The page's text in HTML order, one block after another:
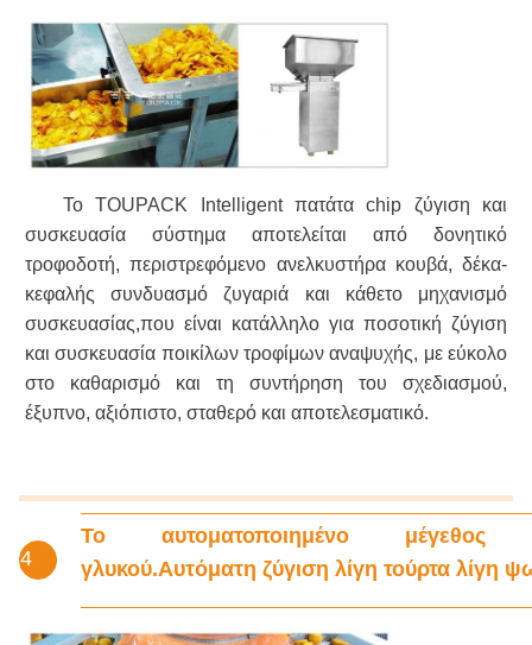
Το TOUPACK Intelligent πατάτα chip ζύγιση και
συσκευασία σύστημα αποτελείται από δονητικό
τροφοδοτή, περιστρεφόμενο ανελκυστήρα κουβά, δέκα-
κεφαλής συνδυασμό ζυγαριά και κάθετο μηχανισμό
συσκευασίας,που είναι κατάλληλο για ποσοτική ζύγιση
και συσκευασία ποικίλων τροφίμων αναψυχής, με εύκολο
στο καθαρισμό και τη συντήρηση του σχεδιασμού,
έξυπνο, αξιόπιστο, σταθερό και αποτελεσματικό.
4
Το αυτοματοποιημένο μέγεθος
γλυκού.Αυτόματη ζύγιση λίγη τούρτα λίγη